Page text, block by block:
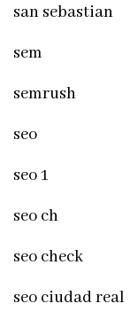
san sebastian
sem
semrush
seo
seo 1
seo ch
seo check
seo ciudad real